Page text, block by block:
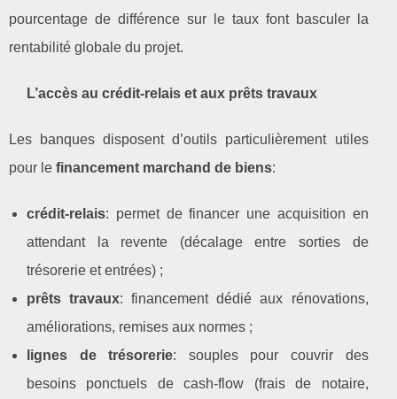
pourcentage de différence sur le taux font basculer la
rentabilité globale du projet.
L’accès au crédit‑relais et aux prêts travaux
Les banques disposent d’outils particulièrement utiles
pour le financement marchand de biens:
crédit‑relais: permet de financer une acquisition en
attendant la revente (décalage entre sorties de
trésorerie et entrées) ;
prêts travaux: financement dédié aux rénovations,
améliorations, remises aux normes ;
lignes de trésorerie: souples pour couvrir des
besoins ponctuels de cash‑flow (frais de notaire,